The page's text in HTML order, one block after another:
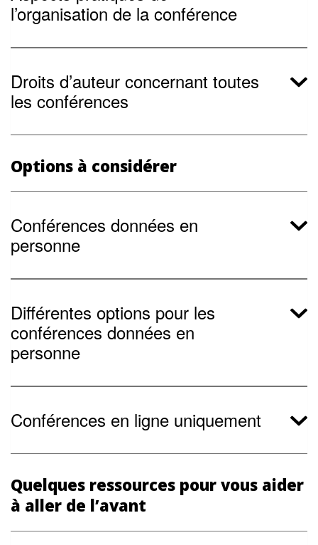
l’organisation de la conférence
Droits d’auteur concernant toutes
les conférences
Options à considérer
Conférences données en
personne
Différentes options pour les
conférences données en
personne
Conférences en ligne uniquement
Quelques ressources pour vous aider
à aller de l’avant